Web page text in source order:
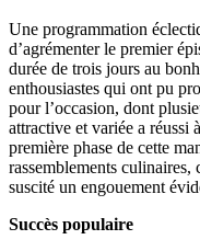
Une programmation
d’agrémenter le premier
durée de trois jours au
enthousiastes qui ont pu
pour l’occasion, dont
attractive et variée a réussi
première phase de cette
rassemblements
suscité un engouement
Succès populaire